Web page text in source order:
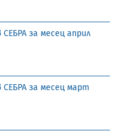
за месец април
за месец март